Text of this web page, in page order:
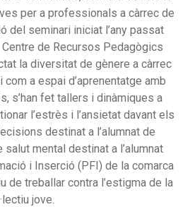
per a professionals a càrrec de
del seminari iniciat l’any passat
de Recursos Pedagògics
la diversitat de gènere a càrrec
a espai d’aprenentatge amb
s’han fet tallers i dinàmiques a
l’estrès i l’ansietat davant els
destinat a l’alumnat de
mental destinat a l’alumnat
i Inserció (PFI) de la comarca
de treballar contra l’estigma de la
jove.